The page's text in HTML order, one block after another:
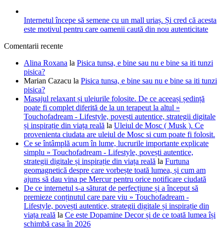
Internetul începe să semene cu un mall uriaș. Și cred că acesta
este motivul pentru care oamenii caută din nou autenticitate
Comentarii recente
Alina Roxana la Pisica tunsa, e bine sau nu e bine sa iti tunzi
pisica?
Marian Cazacu la Pisica tunsa, e bine sau nu e bine sa iti tunzi
pisica?
Masajul relaxant și uleiurile folosite. De ce aceeași ședință
poate fi complet diferită de la un terapeut la altul »
Touchofadream - Lifestyle, povești autentice, strategii digitale
și inspirație din viața reală la Uleiul de Mosc ( Musk ). Ce
provenienta ciudata are uleiul de Mosc si cum poate fi folosit.
Ce se întâmplă acum în lume, lucrurile importante explicate
simplu » Touchofadream - Lifestyle, povești autentice,
strategii digitale și inspirație din viața reală la Furtuna
geomagnetică despre care vorbește toată lumea, și cum am
ajuns să dau vina pe Mercur pentru orice notificare ciudată
De ce internetul s-a săturat de perfecțiune și a început să
premieze conținutul care pare viu » Touchofadream -
Lifestyle, povești autentice, strategii digitale și inspirație din
viața reală la Ce este Dopamine Decor și de ce toată lumea își
schimbă casa în 2026